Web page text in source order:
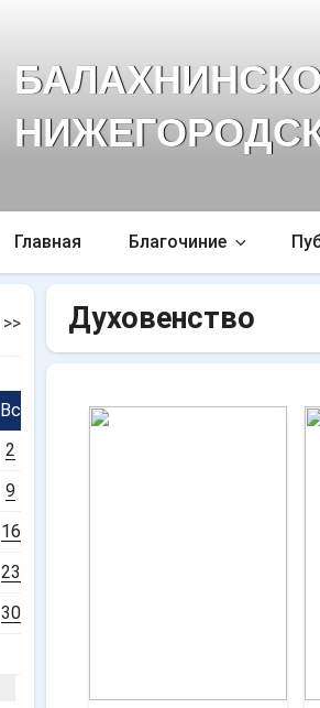
Главная Благочиние
Духовенство
>>
Вс
2
9
16
23
30